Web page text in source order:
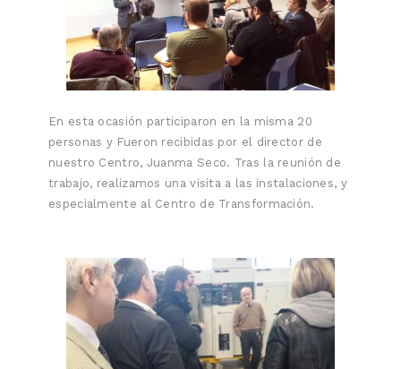
En esta ocasión participaron en la misma 20
personas y Fueron recibidas por el director de
nuestro Centro, Juanma Seco. Tras la reunión de
trabajo, realizamos una visita a las instalaciones, y
especialmente al Centro de Transformación.